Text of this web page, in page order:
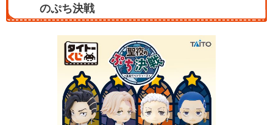
のぷち決戦